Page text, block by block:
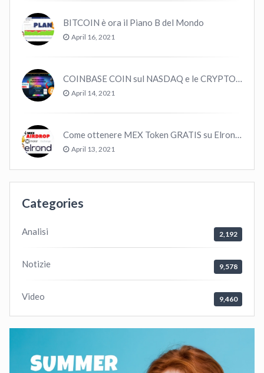
BITCOIN è ora il Piano B del Mondo
April 16, 2021
COINBASE COIN sul NASDAQ e le CRYPTO volano!
April 14, 2021
Come ottenere MEX Token GRATIS su Elrond ?
April 13, 2021
Categories
Analisi 2,192
Notizie 9,578
Video 9,460